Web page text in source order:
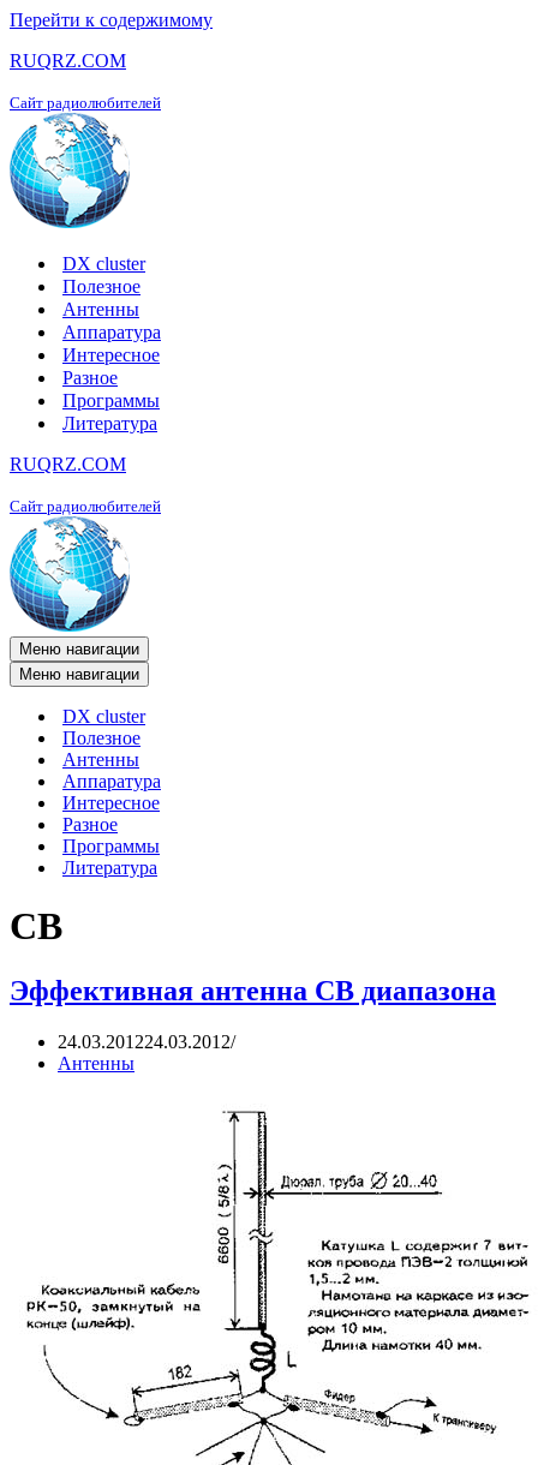
Перейти к содержимому
RUQRZ.COM
Сайт радиолюбителей
DX cluster
Полезное
Антенны
Аппаратура
Интересное
Разное
Программы
Литература
RUQRZ.COM
Сайт радиолюбителей
Меню навигации
Меню навигации
DX cluster
Полезное
Антенны
Аппаратура
Интересное
Разное
Программы
Литература
CB
Эффективная антенна CB диапазона
24.03.201224.03.2012
Антенны